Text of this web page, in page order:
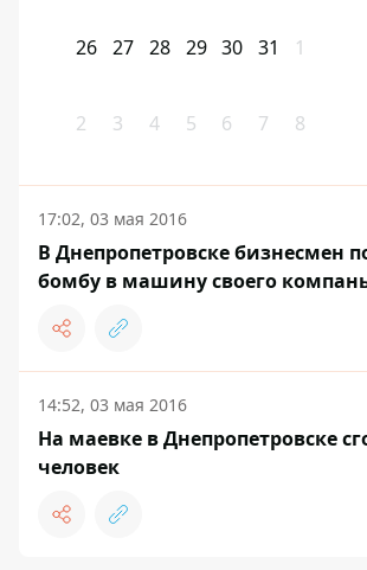
26 27 28 29 30 31 1
2 3 4 5 6 7 8
17:02, 03 мая 2016
В Днепропетровске бизнесмен
бомбу в машину своего
14:52, 03 мая 2016
На маевке в Днепропетровске
человек